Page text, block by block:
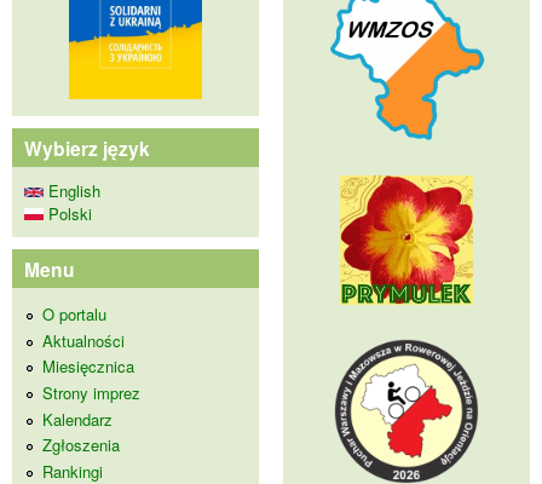
Wybierz język
English
Polski
Menu
O portalu
Aktualności
Miesięcznica
Strony imprez
Kalendarz
Zgłoszenia
Rankingi